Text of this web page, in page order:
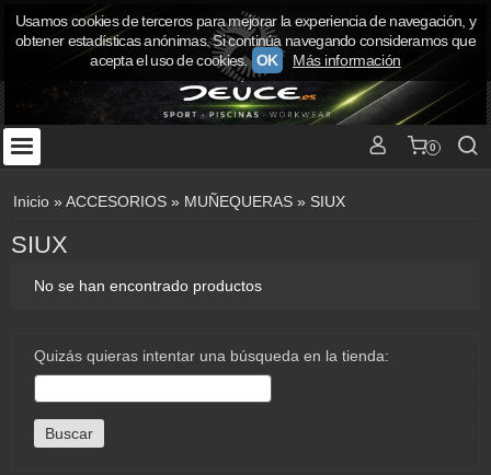
0
Inicio »ACCESORIOS » MUÑEQUERAS » SIUX
SIUX
No se han encontrado productos
Quizás quieras intentar una búsqueda en la tienda:
Usamos cookies de terceros para mejorar la experiencia de navegación, y
obtener estadísticas anónimas. Si continúa navegando consideramos que
acepta el uso de cookies. OK Más información